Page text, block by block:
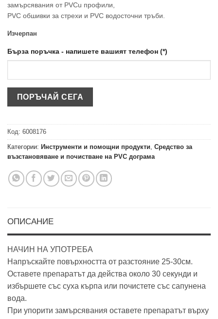
замърсявания от PVCu профили,
PVC обшивки за стрехи и PVC водосточни тръби.
Изчерпан
Бърза поръчка - напишете вашият телефон (*)
Код: 6008176
Категории: Инструменти и помощни продукти, Средство за
възстановяване и почистване на PVC дограма
ОПИСАНИЕ
НАЧИН НА УПОТРЕБА
Напръскайте повърхността от разстояние 25-30см.
Оставете препаратът да действа около 30 секунди и
избършете със суха кърпа или почистете със сапунена
вода.
При упорити замърсявания оставете препаратът върху